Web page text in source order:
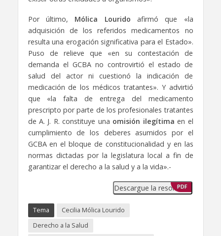
Por último, Mólica Lourido afirmó que «la
adquisición de los referidos medicamentos no
resulta una erogación significativa para el Estado».
Puso de relieve que «en su contestación de
demanda el GCBA no controvirtió el estado de
salud del actor ni cuestionó la indicación de
medicación de los médicos tratantes». Y advirtió
que «la falta de entrega del medicamento
prescripto por parte de los profesionales tratantes
de A. J. R. constituye una omisión ilegítima en el
cumplimiento de los deberes asumidos por el
GCBA en el bloque de constitucionalidad y en las
normas dictadas por la legislatura local a fin de
garantizar el derecho a la salud y a la vida».-
Descargue la resolución
PDF
Tema
Cecilia Mólica Lourido
Derecho a la Salud